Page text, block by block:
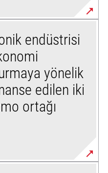
endüstrisi
yönelik
edilen iki
ortağı